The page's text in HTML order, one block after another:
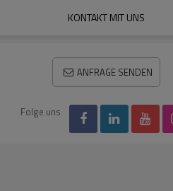
KONTAKT MIT UNS
ANFRAGE SENDEN
Folge uns